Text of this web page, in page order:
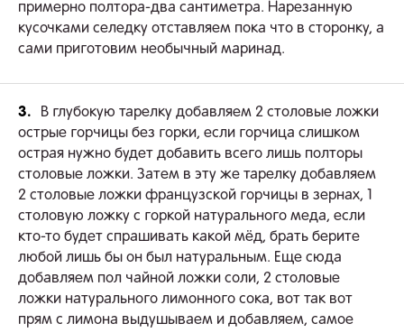
примерно полтора-два сантиметра. Нарезанную
кусочками селедку отставляем пока что в сторонку, а
сами приготовим необычный маринад.
3.
В глубокую тарелку добавляем 2 столовые ложки
острые горчицы без горки, если горчица слишком
острая нужно будет добавить всего лишь полторы
столовые ложки. Затем в эту же тарелку добавляем
2 столовые ложки французской горчицы в зернах, 1
столовую ложку с горкой натурального меда, если
кто-то будет спрашивать какой мёд, брать берите
любой лишь бы он был натуральным. Еще сюда
добавляем пол чайной ложки соли, 2 столовые
ложки натурального лимонного сока, вот так вот
прям с лимона выдушываем и добавляем, самое